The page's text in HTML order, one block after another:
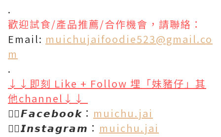
.
歡迎試食/產品推薦/合作機會，請聯絡：
Email: muichujaifoodie523@gmail.co
m
.
↓↓即刻 Like + Follow 埋「妹豬仔」其
他channel↓↓
👉🏻𝙁𝙖𝙘𝙚𝙗𝙤𝙤𝙠： muichu.jai
👉🏻𝙄𝙣𝙨𝙩𝙖𝙜𝙧𝙖𝙢： muichu.jai